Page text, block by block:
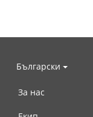
Български
За нас